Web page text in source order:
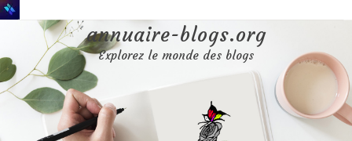
Aller
au
annuaire-blogs.org
Explorez le monde des blogs